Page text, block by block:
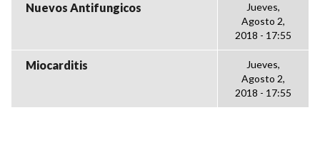
Nuevos Antifungicos
Jueves,
Agosto 2,
2018 - 17:55
Miocarditis
Jueves,
Agosto 2,
2018 - 17:55